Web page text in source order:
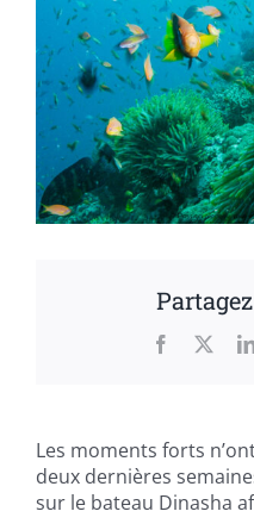
Facebook
Les moments forts
deux dernières
sur le bateau Dinasha